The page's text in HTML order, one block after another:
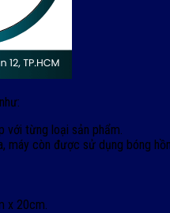
với từng loại sản phẩm.
còn được sử dụng bóng
x 20cm.